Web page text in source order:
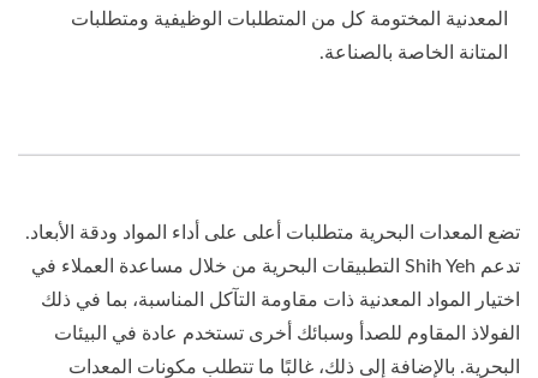
المعدنية المختومة كل من المتطلبات الوظيفية ومتطلبات
المتانة الخاصة بالصناعة.
تضع المعدات البحرية متطلبات أعلى على أداء المواد ودقة الأبعاد.
تدعم Shih Yeh التطبيقات البحرية من خلال مساعدة العملاء في
اختيار المواد المعدنية ذات مقاومة التآكل المناسبة، بما في ذلك
الفولاذ المقاوم للصدأ وسبائك أخرى تستخدم عادة في البيئات
البحرية. بالإضافة إلى ذلك، غالبًا ما تتطلب مكونات المعدات